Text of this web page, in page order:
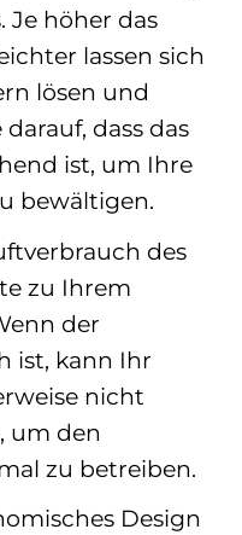
Je höher das
lassen sich
lösen und
dass das
ist, um Ihre
bewältigen.
des
zu Ihrem
der
ist, kann Ihr
nicht
um den
zu betreiben.
Design